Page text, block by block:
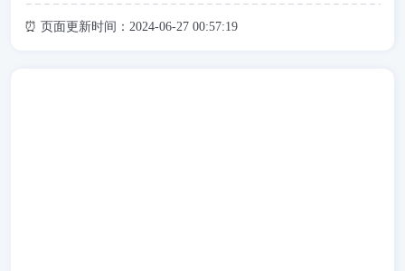
⏰ 页面更新时间：2024-06-27 00:57:19